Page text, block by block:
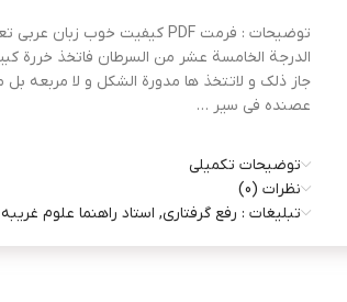
الدرجة الخامسة عشر من السرطان فاتخذ خررة
جاز ذلک و لاتتخذ ها مدورة الشکل و لا مربعه
عصنده فی سیر …
کتاب ایوب اسکندر در علوم غریبه
فی الباب صنعة خاتم زحل یصلح لتسکین شهوة
و اذا لیسه من یکثر منحکه و کلامه نقص ضحکه
یبلس دایما لانه یضعف عن الباه و یغلب الیبس
توضیحات تکمیلی
نظرات (0)
تبلیغات : رفع گرفتاری, استاد راهنما علوم غریبه